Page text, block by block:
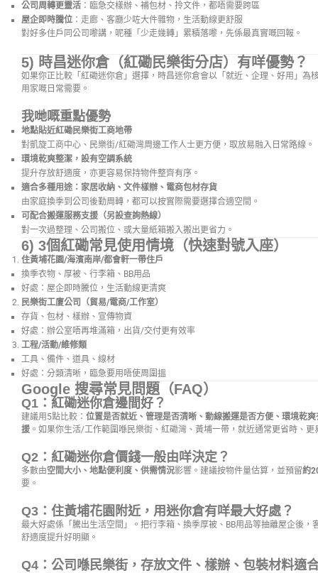
公司周轉更靈活 ：臨急交樣辦、補包材、拎文件，都唔需要跨區
屋企即時騰位 ：走廊、客廳少咗大件雜物，生活動線更舒服
對好多住戶同公司嚟講，呢種「少走幾轉」累積落嚟，先係最真實嘅回報。
5) 時昌迷你倉（紅磡民樂街分店）有咩優勢？
如果你正比較「紅磡迷你倉」選擇，時昌迷你倉會以「就近、企理、好用」為
用家嘅日常需要。
我哋嘅重點優勢
地點貼近紅磡民樂街工商地帶
對凱旋工商中心、民樂街/紅磡灣周邊工作人士更方便，取放易融入日常路線。
環境乾爽整潔，設有空調系統
提升存放舒適度，亦更容易保持物件整齊有序。
適合多種用途：家居收納、文件樣辦、電商包材存貨
由家庭換季到公司後勤周轉，都可以按實際需要選擇合適空間。
可配合搬運服務支援（另設查詢熱線）
對一次過整理、公司搬位、或大量紙箱搬入搬出更省力。
6) 3個紅磡常見使用情境（快速對號入座）
住黃埔花園/海濱南岸/都會軒一帶住戶
換季衣物、厚被、行李箱、BB用品
好處：屋企即時騰位，生活動線更清爽
民樂街工廈公司（貿易/電商/工作室）
存貨、包材、樣辦、宣傳物資
好處：辦公室唔再堆滿箱，出貨/交付更有效率
工程/活動/維修類
工具、備件、道具、線材
好處：分類清晰，臨急要用唔使周圍搵
Google 搜尋常見問題（FAQ）
Q1：紅磡迷你倉邊間好？
建議用5點比較： 位置是否就近、管理是否清晰、動線搬運是否方便、環境乾
援 。如果你生活/工作範圍喺民樂街、紅磡灣、黃埔一帶，就近通常更省時、更
Q2：紅磡迷你倉價錢一般由咩決定？
多數由空間大小、地點便利度、供需情況影響。建議按物件量估算，並預留約
要。
Q3：住黃埔花園附近，用迷你倉有咩最大好處？
最大好處係「騰出生活空間」。把行李箱、換季厚被、BB用品等抽離屋企後，
舒適度提升好明顯。
Q4：公司喺民樂街，存放文件、樣辦、包裝材料適